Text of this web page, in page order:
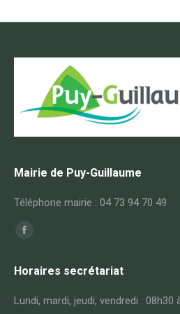
Mairie de Puy-Guillaume
Téléphone mairie : 04 73 94 70 49
Trouvez nous sur :
Facebook
opens
Horaires secrétariat
Lundi, mardi, jeudi, vendredi : 08h30